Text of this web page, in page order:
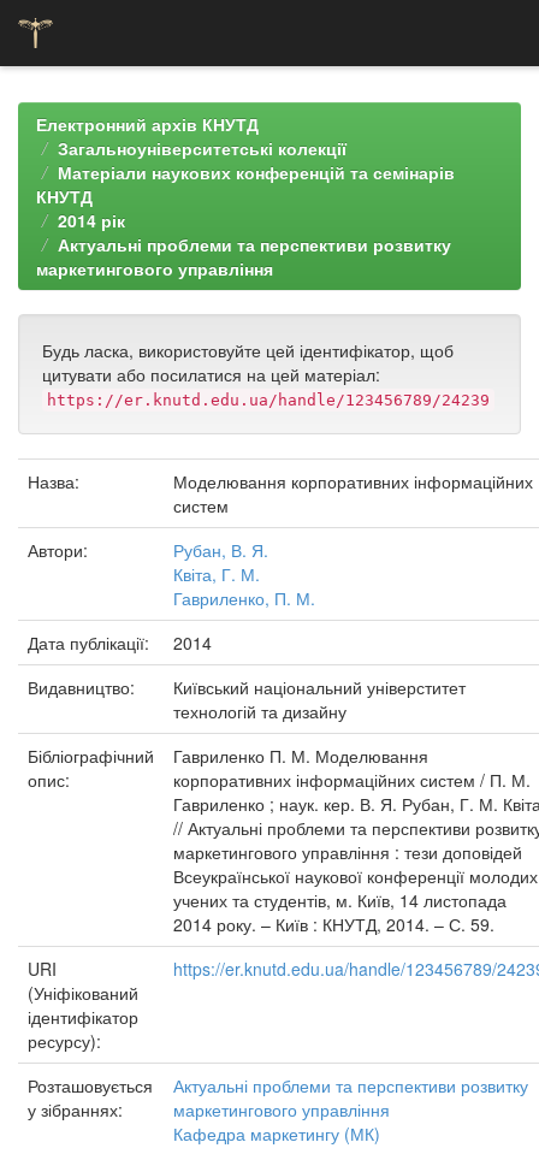
navigationЕлектронний архів КНУТД
Загальноуніверситетські колекції
Матеріали наукових конференцій та семінарів
КНУТД
2014 рік
Актуальні проблеми та перспективи розвитку
маркетингового управління
Будь ласка, використовуйте цей ідентифікатор, щоб
цитувати або посилатися на цей матеріал:
https://er.knutd.edu.ua/handle/123456789/24239
Назва:
Моделювання корпоративних інформаційних
систем
Автори:
Рубан, В. Я.
Квіта, Г. М.
Гавриленко, П. М.
Дата публікації:
2014
Видавництво:
Київський національний універститет
технологій та дизайну
Бібліографічний
опис:
Гавриленко П. М. Моделювання
корпоративних інформаційних систем / П. М.
Гавриленко ; наук. кер. В. Я. Рубан, Г. М.
// Актуальні проблеми та перспективи
маркетингового управління : тези доповідей
Всеукраїнської наукової конференції молодих
учених та студентів, м. Київ, 14 листопада
2014 року. – Київ : КНУТД, 2014. – С. 59.
URI
(Уніфікований
ідентифікатор
ресурсу):
https://er.knutd.edu.ua/handle/123456789/
Розташовується
у зібраннях:
Актуальні проблеми та перспективи розвитку
маркетингового управління
Кафедра маркетингу (МК)